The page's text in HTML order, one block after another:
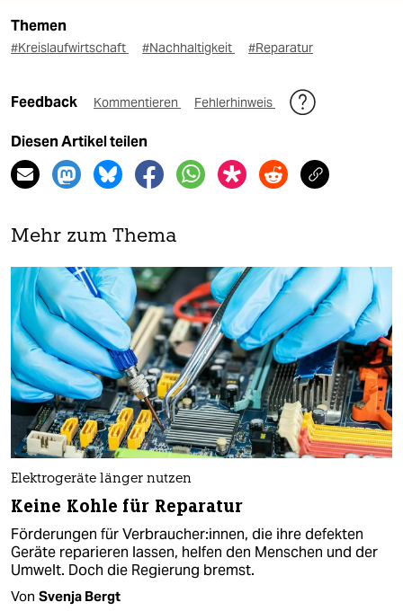
Themen
#Kreislaufwirtschaft #Nachhaltigkeit #Reparatur
Feedback Kommentieren Fehlerhinweis
Diesen Artikel teilen
Mehr zum Thema
Elektrogeräte länger nutzen
Keine Kohle für Reparatur
Förderungen für Verbraucher:innen, die ihre defekten
Geräte reparieren lassen, helfen den Menschen und der
Umwelt. Doch die Regierung bremst.
Von Svenja Bergt